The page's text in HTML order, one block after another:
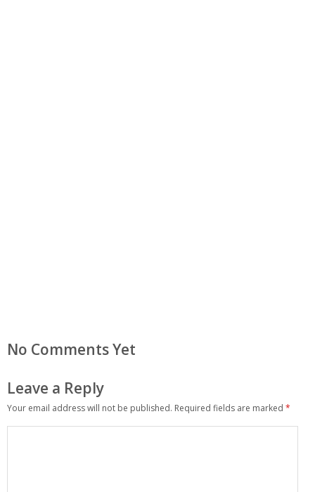
No Comments Yet
Leave a Reply
Your email address will not be published. Required fields are marked *